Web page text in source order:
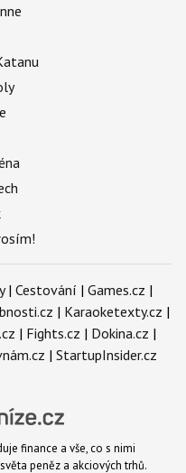
| Cestování | Games.cz |
| Karaoketexty.cz |
| Fights.cz | Dokina.cz |
| StartupInsider.cz
finance a vše, co s nimi
peněz a akciových trhů.